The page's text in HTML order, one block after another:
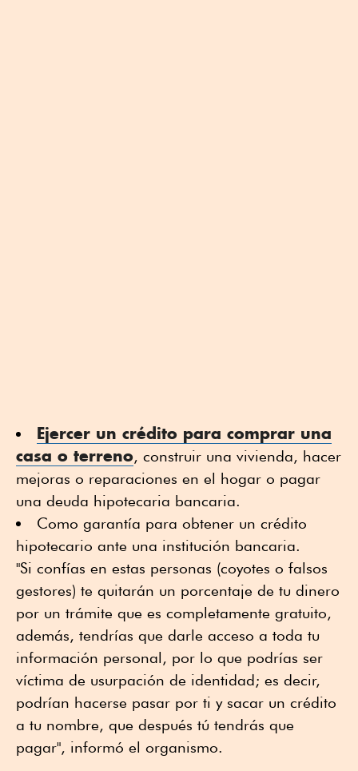
Ejercer un crédito para comprar una
casa o terreno, construir una vivienda, hacer
mejoras o reparaciones en el hogar o pagar
una deuda hipotecaria bancaria.
Como garantía para obtener un crédito
hipotecario ante una institución bancaria.
"Si confías en estas personas (coyotes o falsos
gestores) te quitarán un porcentaje de tu dinero
por un trámite que es completamente gratuito,
además, tendrías que darle acceso a toda tu
información personal, por lo que podrías ser
víctima de usurpación de identidad; es decir,
podrían hacerse pasar por ti y sacar un crédito
a tu nombre, que después tú tendrás que
pagar", informó el organismo.